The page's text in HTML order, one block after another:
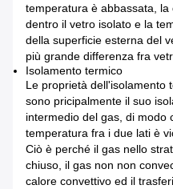
temperatura è abbassata,
dentro il vetro isolato e la
della superficie esterna del
più grande differenza fra
Isolamento termico
Le proprietà dell'isolamento
sono pricipalmente il suo
intermedio del gas, di modo
temperatura fra i due lati è
Ciò è perché il gas nello
chiuso, il gas non non
calore convettivo ed il